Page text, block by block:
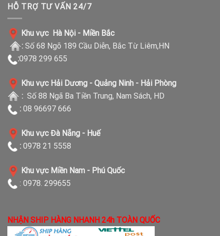
HỖ TRỢ TƯ VẤN 24/7
Khu vực Hà Nội - Miền Bắc
: Số 68 Ngõ 189 Cầu Diễn, Bắc Từ Liêm,HN
:0978 299 655
Khu vực Hải Dương - Quảng Ninh - Hải Phòng
: Số 88 Ngã Ba Tiền Trung, Nam Sách, HD
: 08 96697 666
Khu vực Đà Nẵng - Huế
: 0978 21 5558
Khu vực Miền Nam - Phú Quốc
: 0978. 299655
NHẬN SHIP HÀNG NHANH 24h TOÀN QUỐC